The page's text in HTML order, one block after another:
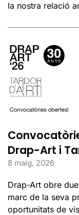
la nostra relació
Drap-Art i
8 maig, 2026
Drap-Art obre
marc de la seva
oportunitats de